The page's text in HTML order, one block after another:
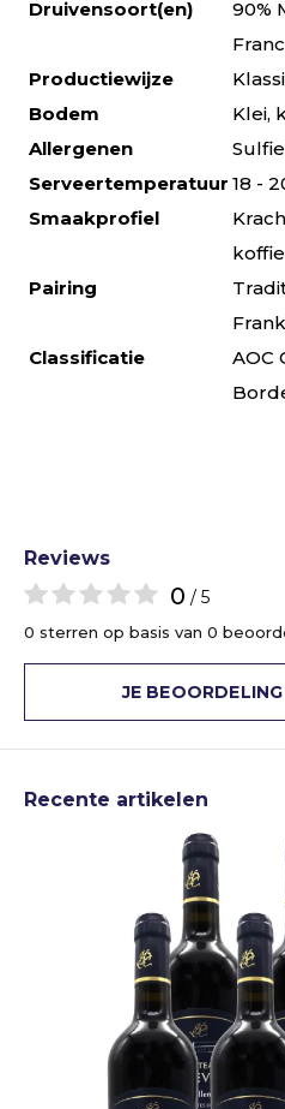
Druivensoort(en)
90%
Franc
Productiewijze
Bodem
Klei,
Allergenen
Serveertemperatuur 18 -
Smaakprofiel
koffie
Pairing
Classificatie
AOC
Reviews
0 / 5
0 sterren op basis van 0
JE
Recente artikelen